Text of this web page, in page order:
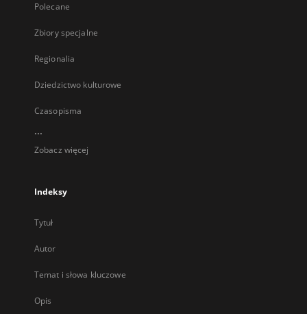
Polecane
Zbiory specjalne
Regionalia
Dziedzictwo kulturowe
Czasopisma
...
Zobacz więcej
Indeksy
Tytuł
Autor
Temat i słowa kluczowe
Opis